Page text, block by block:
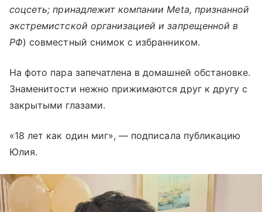
соцсеть; принадлежит компании Meta, признанной
экстремистской организацией и запрещенной в
РФ) совместный снимок с избранником.
На фото пара запечатлена в домашней обстановке.
Знаменитости нежно прижимаются друг к другу с
закрытыми глазами.
«18 лет как один миг», — подписала публикацию
Юлия.